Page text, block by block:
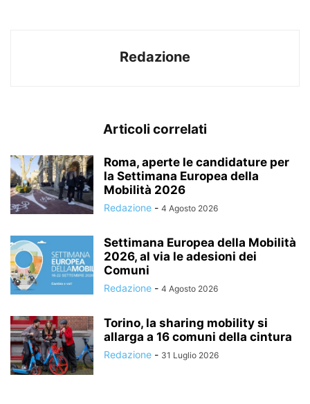
Redazione
Articoli correlati
Roma, aperte le candidature per
la Settimana Europea della
Mobilità 2026
Redazione - 4 Agosto 2026
Settimana Europea della Mobilità
2026, al via le adesioni dei
Comuni
Redazione - 4 Agosto 2026
Torino, la sharing mobility si
allarga a 16 comuni della cintura
Redazione - 31 Luglio 2026